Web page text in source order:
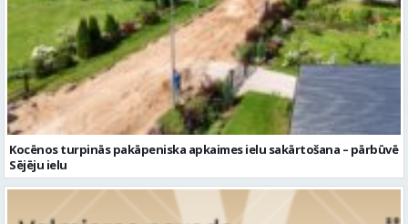
Kocēnos turpinās pakāpeniska apkaimes ielu sakārtošana – pārbūvē
Sējēju ielu